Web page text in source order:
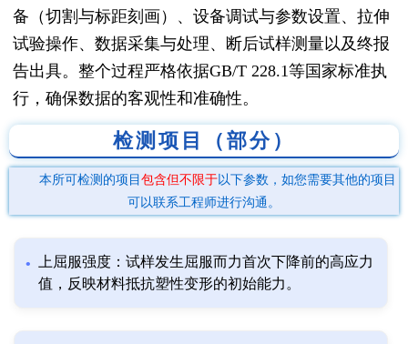
备（切割与标距刻画）、设备调试与参数设置、拉伸
试验操作、数据采集与处理、断后试样测量以及终报
告出具。整个过程严格依据GB/T 228.1等国家标准执
行，确保数据的客观性和准确性。
检测项目（部分）
本所可检测的项目 包含但不限于以下参数，如您需要其他的项目
可以联系工程师进行沟通。
上屈服强度：试样发生屈服而力首次下降前的高应力
值，反映材料抵抗塑性变形的初始能力。